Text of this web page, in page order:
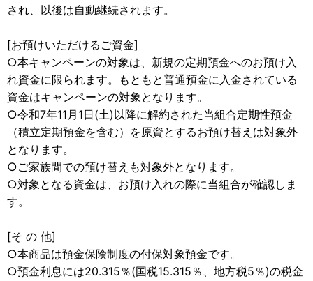
され、以後は自動継続されます。
[お預けいただけるご資金]
○本キャンペーンの対象は、新規の定期預金へのお預け入
れ資金に限られます。もともと普通預金に入金されている
資金はキャンペーンの対象となります。
○令和7年11月1日(土)以降に解約された当組合定期性預金
（積立定期預金を含む）を原資とするお預け替えは対象外
となります。
○ご家族間での預け替えも対象外となります。
○対象となる資金は、お預け入れの際に当組合が確認しま
す。
[そ の 他]
○本商品は預金保険制度の付保対象預金です。
○預金利息には20.315％(国税15.315％、地方税5％)の税金